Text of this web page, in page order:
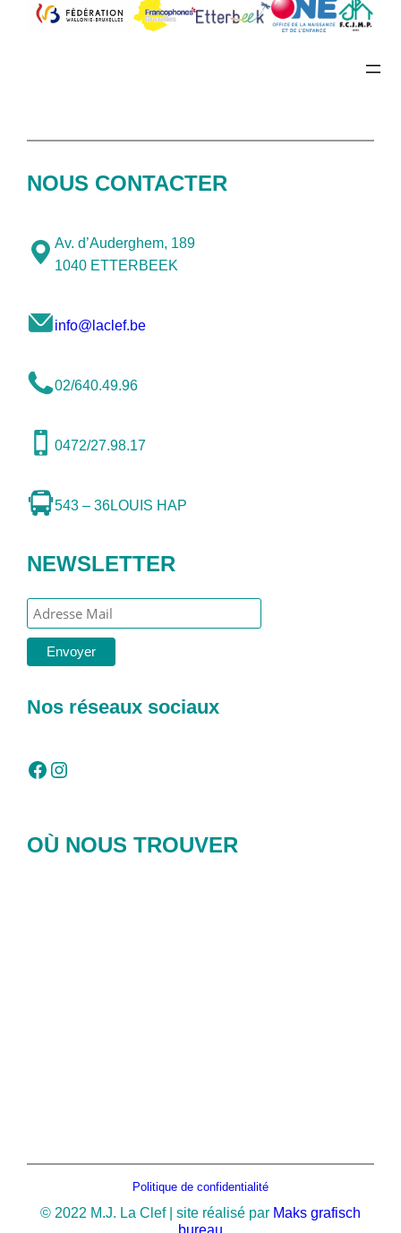
NOUS CONTACTER
Av. d’Auderghem, 189
1040 ETTERBEEK
info@laclef.be
02/640.49.96
0472/27.98.17
543 – 36LOUIS HAP
NEWSLETTER
Nos réseaux sociaux
Facebook Instagram
OÙ NOUS TROUVER
Politique de confidentialité
© 2022 M.J. La Clef | site réalisé par Maks grafisch
bureau